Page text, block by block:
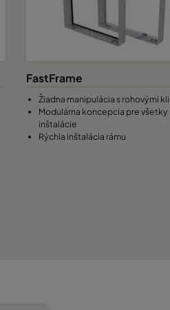
FastFrame
Žiadna manipulácia s rohovými
Modulárna koncepcia pre všetky
inštalácie
Rýchla inštalácia rámu